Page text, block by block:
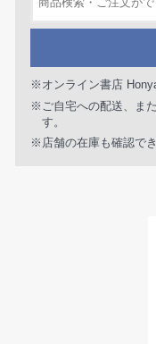
※オンライン書店
※ご自宅への配送、ま
す。
※店舗の在庫も確認で